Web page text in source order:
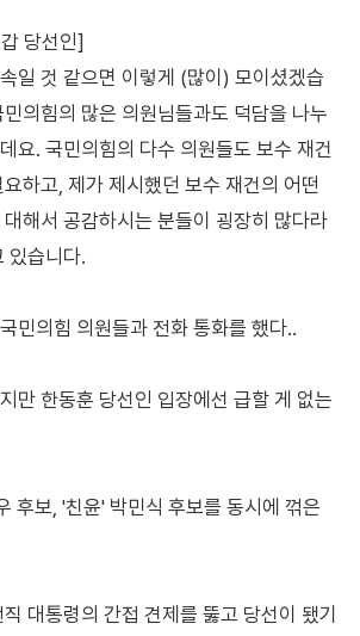
당선인]
일 것 같으면 이렇게 (많이) 모이셨겠습
의힘의 많은 의원님들과도 덕담을 나누
요. 국민의힘의 다수 의원들도 보수 재건
하고, 제가 제시했던 보수 재건의 어떤
해서 공감하시는 분들이 굉장히 많다라
있습니다.
민의힘 의원들과 전화 통화를 했다..
만 한동훈 당선인 입장에선 급할 게 없는
후보, '친윤' 박민식 후보를 동시에 꺾은
대통령의 간접 견제를 뚫고 당선이 됐기